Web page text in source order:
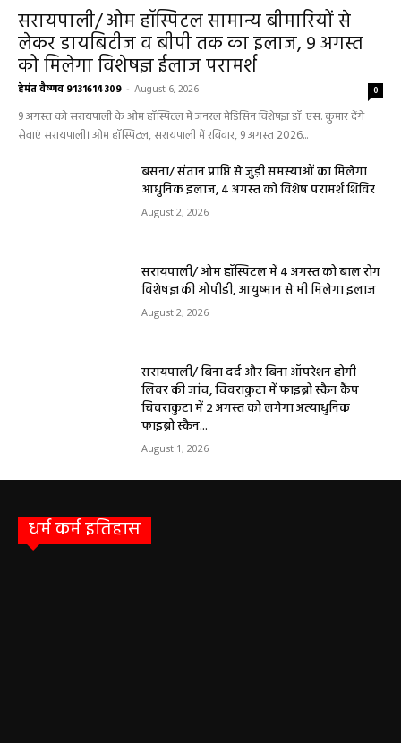
सरायपाली/ ओम हॉस्पिटल सामान्य बीमारियों से
लेकर डायबिटीज व बीपी तक का इलाज, 9 अगस्त
को मिलेगा विशेषज्ञ ईलाज परामर्श
हेमंत वैष्णव 9131614309 - August 6, 2026 0
9 अगस्त को सरायपाली के ओम हॉस्पिटल में जनरल मेडिसिन विशेषज्ञ डॉ. एस. कुमार देंगे
सेवाएं सरायपाली। ओम हॉस्पिटल, सरायपाली में रविवार, 9 अगस्त 2026...
बसना/ संतान प्राप्ति से जुड़ी समस्याओं का मिलेगा
आधुनिक इलाज, 4 अगस्त को विशेष परामर्श शिविर
August 2, 2026
सरायपाली/ ओम हॉस्पिटल में 4 अगस्त को बाल रोग
विशेषज्ञ की ओपीडी, आयुष्मान से भी मिलेगा इलाज
August 2, 2026
सरायपाली/ बिना दर्द और बिना ऑपरेशन होगी
लिवर की जांच, चिवराकुटा में फाइब्रो स्कैन कैंप
चिवराकुटा में 2 अगस्त को लगेगा अत्याधुनिक
फाइब्रो स्कैन...
August 1, 2026
धर्म कर्म इतिहास